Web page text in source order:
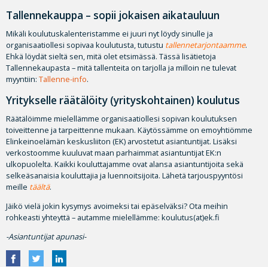
Tallennekauppa – sopii jokaisen aikatauluun
Mikäli koulutuskalenteristamme ei juuri nyt löydy sinulle ja
organisaatiollesi sopivaa koulutusta, tutustu tallennetarjontaamme.
Ehkä löydät sieltä sen, mitä olet etsimässä. Tässä lisätietoja
Tallennekaupasta – mitä tallenteita on tarjolla ja milloin ne tulevat
myyntiin: Tallenne-info.
Yritykselle räätälöity (yrityskohtainen) koulutus
Räätälöimme mielellämme organisaatiollesi sopivan koulutuksen
toiveittenne ja tarpeittenne mukaan. Käytössämme on emoyhtiömme
Elinkeinoelämän keskusliiton (EK) arvostetut asiantuntijat. Lisäksi
verkostoomme kuuluvat maan parhaimmat asiantuntijat EK:n
ulkopuolelta. Kaikki kouluttajamme ovat alansa asiantuntijoita sekä
selkeäsanaisia kouluttajia ja luennoitsijoita. Lähetä tarjouspyyntösi
meille täältä.
Jäikö vielä jokin kysymys avoimeksi tai epäselväksi? Ota meihin
rohkeasti yhteyttä – autamme mielellämme: koulutus(at)ek.fi
-Asiantuntijat apunasi-